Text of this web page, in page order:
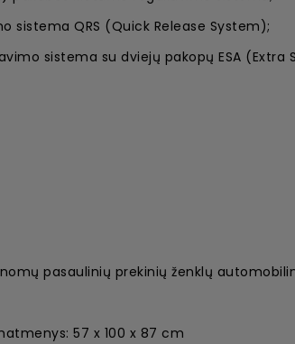
sistema QRS (Quick Release System);
sistema su dviejų pakopų ESA
pasaulinių prekinių ženklų
57 x 100 x 87 cm